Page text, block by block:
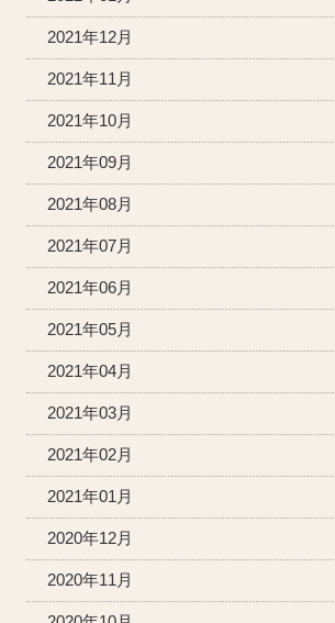
2021年12月
2021年11月
2021年10月
2021年09月
2021年08月
2021年07月
2021年06月
2021年05月
2021年04月
2021年03月
2021年02月
2021年01月
2020年12月
2020年11月